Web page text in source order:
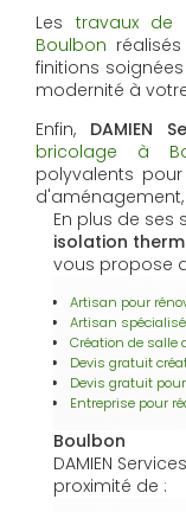
Les travaux de
Boulbon
finitions
modernité à
Enfin, DAMIEN
bricolage à
polyvalents
En plus de ses
isolation
vous propose
Artisan pour
Artisan
Création de salle
Devis gratuit
Devis gratuit
Entreprise pour
Boulbon
DAMIEN
proximité de :